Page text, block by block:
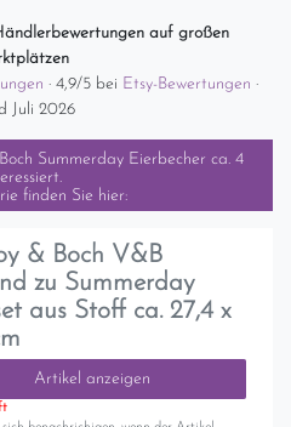
auf großen
· 4,9/5 bei Etsy-Bewertungen ·
Juli 2026
Summerday Eierbecher ca. 4
finden Sie hier:
& Boch V&B
zu Summerday
aus Stoff ca. 27,4 x
Artikel anzeigen